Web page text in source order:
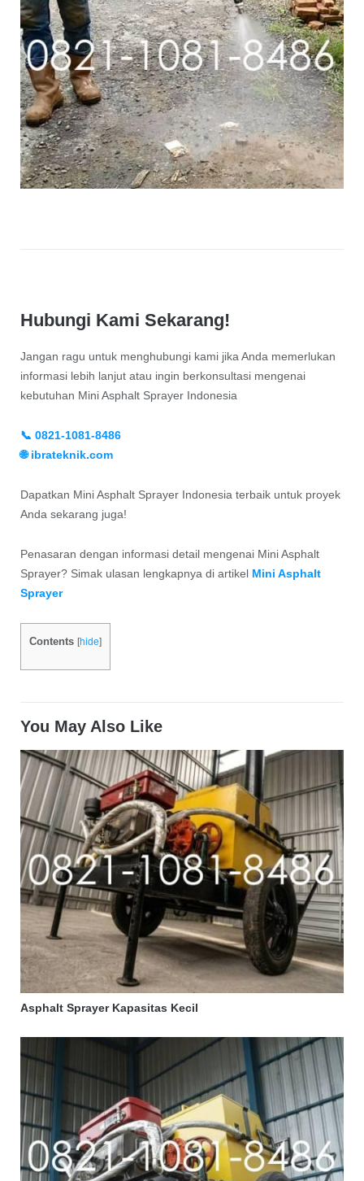
Hubungi Kami Sekarang!
Jangan ragu untuk menghubungi kami jika Anda memerlukan
informasi lebih lanjut atau ingin berkonsultasi mengenai
kebutuhan Mini Asphalt Sprayer Indonesia
📞 0821-1081-8486
🌐 ibrateknik.com
Dapatkan Mini Asphalt Sprayer Indonesia terbaik untuk proyek
Anda sekarang juga!
Penasaran dengan informasi detail mengenai Mini Asphalt
Sprayer? Simak ulasan lengkapnya di artikel Mini Asphalt
Sprayer
Contents [hide]
You May Also Like
Asphalt Sprayer Kapasitas Kecil